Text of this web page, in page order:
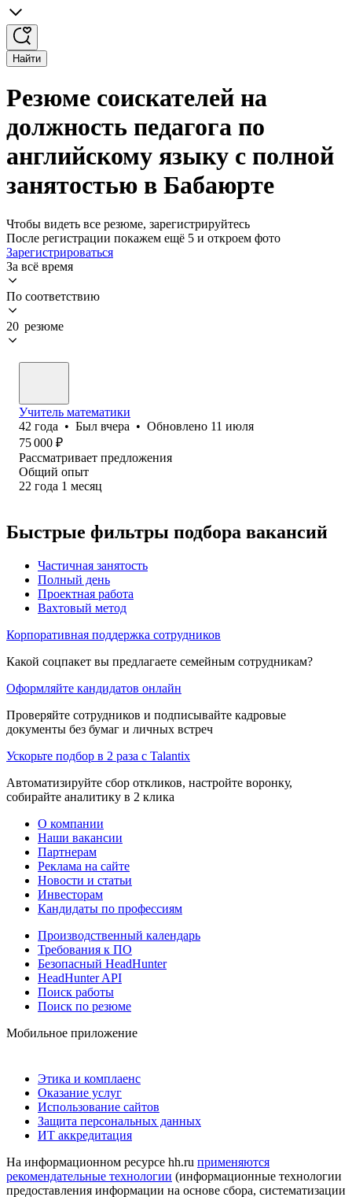
Найти
Резюме соискателей на
должность педагога по
английскому языку с полной
занятостью в Бабаюрте
Чтобы видеть все резюме, зарегистрируйтесь
После регистрации покажем ещё 5 и откроем фото
Зарегистрироваться
За всё время
По соответствию
20 резюме
Учитель математики
42 года • Был вчера • Обновлено 11 июля
75 000 ₽
Рассматривает предложения
Общий опыт
22 года 1 месяц
Быстрые фильтры подбора вакансий
Частичная занятость
Полный день
Проектная работа
Вахтовый метод
Корпоративная поддержка сотрудников
Какой соцпакет вы предлагаете семейным сотрудникам?
Оформляйте кандидатов онлайн
Проверяйте сотрудников и подписывайте кадровые
документы без бумаг и личных встреч
Ускорьте подбор в 2 раза с Talantix
Автоматизируйте сбор откликов, настройте воронку,
собирайте аналитику в 2 клика
О компании
Наши вакансии
Партнерам
Реклама на сайте
Новости и статьи
Инвесторам
Кандидаты по профессиям
Производственный календарь
Требования к ПО
Безопасный HeadHunter
HeadHunter API
Поиск работы
Поиск по резюме
Мобильное приложение
Этика и комплаенс
Оказание услуг
Использование сайтов
Защита персональных данных
ИТ аккредитация
На информационном ресурсе hh.ru применяются
рекомендательные технологии (информационные технологии
предоставления информации на основе сбора, систематизации